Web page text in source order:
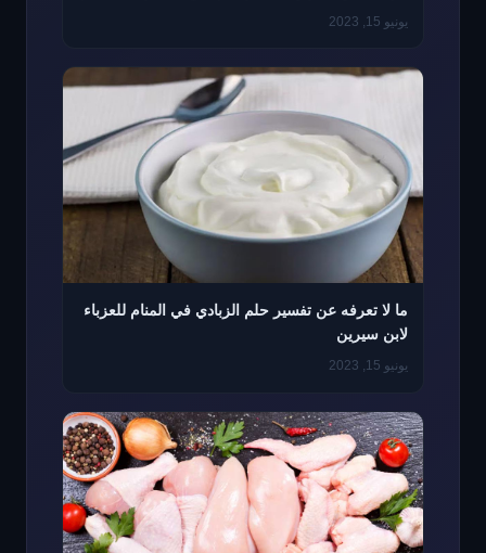
يونيو 15, 2023
ما لا تعرفه عن تفسير حلم الزبادي في المنام للعزباء
لابن سيرين
يونيو 15, 2023